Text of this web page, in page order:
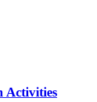
Activities